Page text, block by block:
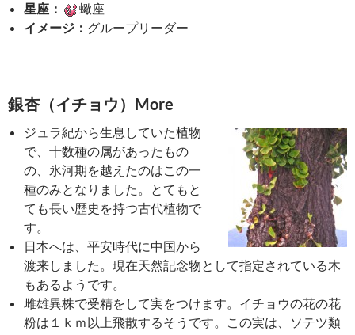
星座：
蠍座
イメージ： グループリーダー
銀杏（イチョウ）More
ジュラ紀から生息していた植物
で、十数種の属があったもの
の、氷河期を越えたのはこの一
種のみとなりました。とてもと
ても長い歴史を持つ古代植物で
す。
日本へは、平安時代に中国から
渡来しました。現在天然記念物として指定されている木
もあるようです。
雌雄異株で受精をして実をつけます。イチョウの花の花
粉は１ｋｍ以上飛散するそうです。この実は、ソテツ類